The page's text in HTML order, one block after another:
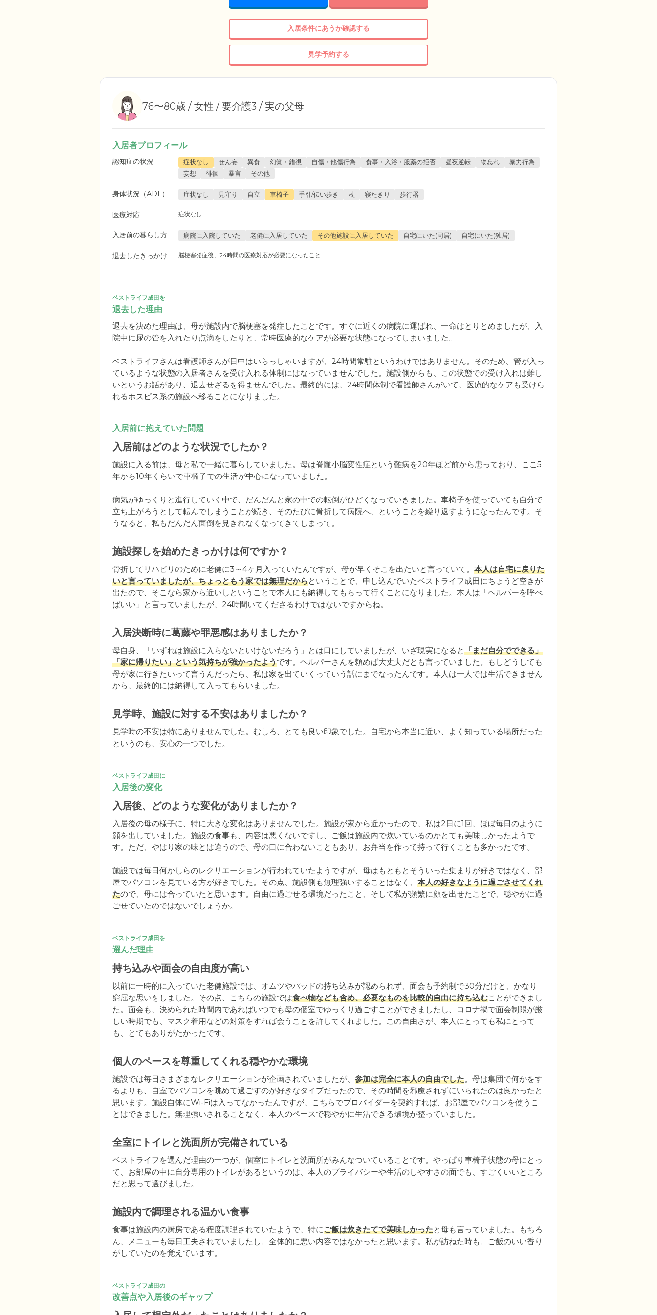
入居条件にあうか確認する
見学予約する
76〜80歳 / 女性 / 要介護3 / 実の父母
入居者プロフィール
認知症の状況 症状なし せん妄 異食 幻覚・錯視 自傷・他傷行為 食事・入浴・服薬の拒否 昼夜逆転 物忘れ
暴力行為
妄想
徘徊 暴言 その他
身体状況（ADL） 症状なし 見守り 自立 車椅子 手引/伝い歩き 杖 寝たきり 歩行器
医療対応 症状なし
入居前の暮らし方 病院に入院していた 老健に入居していた その他施設に入居していた 自宅にいた(同居) 自宅にいた(独居)
退去したきっかけ 脳梗塞発症後、24時間の医療対応が必要になったこと
ベストライフ成田を
退去した理由
退去を決めた理由は、母が施設内で脳梗塞を発症したことです。すぐに近くの病院に運ばれ、一命はとりとめましたが、入
院中に尿の管を入れたり点滴をしたりと、常時医療的なケアが必要な状態になってしまいました。
ベストライフさんは看護師さんが日中はいらっしゃいますが、24時間常駐というわけではありません。そのため、管が入っ
ているような状態の入居者さんを受け入れる体制にはなっていませんでした。施設側からも、この状態での受け入れは難し
いというお話があり、退去せざるを得ませんでした。最終的には、24時間体制で看護師さんがいて、医療的なケアも受けら
れるホスピス系の施設へ移ることになりました。
入居前に抱えていた問題
入居前はどのような状況でしたか？
施設に入る前は、母と私で一緒に暮らしていました。母は脊髄小脳変性症という難病を20年ほど前から患っており、ここ5
年から10年くらいで車椅子での生活が中心になっていました。
病気がゆっくりと進行していく中で、だんだんと家の中での転倒がひどくなっていきました。車椅子を使っていても自分で
立ち上がろうとして転んでしまうことが続き、そのたびに骨折して病院へ、ということを繰り返すようになったんです。そ
うなると、私もだんだん面倒を見きれなくなってきてしまって。
施設探しを始めたきっかけは何ですか？
骨折してリハビリのために老健に3～4ヶ月入っていたんですが、母が早くそこを出たいと言っていて。 本人は自宅に戻りた
いと言っていましたが、ちょっともう家では無理だからということで、申し込んでいたベストライフ成田にちょうど空きが
出たので、そこなら家から近いしということで本人にも納得してもらって行くことになりました。本人は「ヘルパーを呼べ
ばいい」と言っていましたが、24時間いてくださるわけではないですからね。
入居決断時に葛藤や罪悪感はありましたか？
母自身、「いずれは施設に入らないといけないだろう」とは口にしていましたが、いざ現実になると「まだ自分でできる」
「家に帰りたい」という気持ちが強かったようです。ヘルパーさんを頼めば大丈夫だとも言っていました。もしどうしても
母が家に行きたいって言うんだったら、私は家を出ていくっていう話にまでなったんです。本人は一人では生活できません
から、最終的には納得して入ってもらいました。
見学時、施設に対する不安はありましたか？
見学時の不安は特にありませんでした。むしろ、とても良い印象でした。自宅から本当に近い、よく知っている場所だった
というのも、安心の一つでした。
ベストライフ成田に
入居後の変化
入居後、どのような変化がありましたか？
入居後の母の様子に、特に大きな変化はありませんでした。施設が家から近かったので、私は2日に1回、ほぼ毎日のように
顔を出していました。施設の食事も、内容は悪くないですし、ご飯は施設内で炊いているのかとても美味しかったようで
す。ただ、やはり家の味とは違うので、母の口に合わないこともあり、お弁当を作って持って行くことも多かったです。
施設では毎日何かしらのレクリエーションが行われていたようですが、母はもともとそういった集まりが好きではなく、部
屋でパソコンを見ている方が好きでした。その点、施設側も無理強いすることはなく、 本人の好きなように過ごさせてくれ
たので、母には合っていたと思います。自由に過ごせる環境だったこと、そして私が頻繁に顔を出せたことで、穏やかに過
ごせていたのではないでしょうか。
ベストライフ成田を
選んだ理由
持ち込みや面会の自由度が高い
以前に一時的に入っていた老健施設では、オムツやパッドの持ち込みが認められず、面会も予約制で30分だけと、かなり
窮屈な思いをしました。その点、こちらの施設では食べ物なども含め、必要なものを比較的自由に持ち込むことができまし
た。面会も、決められた時間内であればいつでも母の個室でゆっくり過ごすことができましたし、コロナ禍で面会制限が厳
しい時期でも、マスク着用などの対策をすれば会うことを許してくれました。この自由さが、本人にとっても私にとって
も、とてもありがたかったです。
個人のペースを尊重してくれる穏やかな環境
施設では毎日さまざまなレクリエーションが企画されていましたが、 参加は完全に本人の自由でした。母は集団で何かをす
るよりも、自室でパソコンを眺めて過ごすのが好きなタイプだったので、その時間を邪魔されずにいられたのは良かったと
思います。施設自体にWi-Fiは入ってなかったんですが、こちらでプロバイダーを契約すれば、お部屋でパソコンを使うこ
とはできました。無理強いされることなく、本人のペースで穏やかに生活できる環境が整っていました。
全室にトイレと洗面所が完備されている
ベストライフを選んだ理由の一つが、個室にトイレと洗面所がみんなついていることです。やっぱり車椅子状態の母にとっ
て、お部屋の中に自分専用のトイレがあるというのは、本人のプライバシーや生活のしやすさの面でも、すごくいいところ
だと思って選びました。
施設内で調理される温かい食事
食事は施設内の厨房である程度調理されていたようで、特にご飯は炊きたてで美味しかったと母も言っていました。もちろ
ん、メニューも毎日工夫されていましたし、全体的に悪い内容ではなかったと思います。私が訪ねた時も、ご飯のいい香り
がしていたのを覚えています。
ベストライフ成田の
改善点や入居後のギャップ